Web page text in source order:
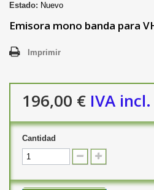
Estado: Nuevo
Emisora mono banda para
Imprimir
196,00 € IVA incl.
Cantidad